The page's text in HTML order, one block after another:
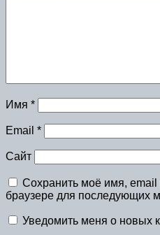
Имя *
Email *
Сайт
Сохранить моё имя, email
браузере для последующих
Уведомить меня о новых